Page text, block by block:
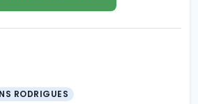
RODRIGUES